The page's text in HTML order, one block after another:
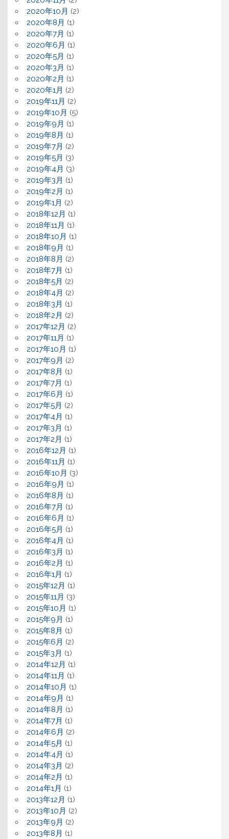
2020年10月 (2)
2020年8月 (1)
2020年7月 (1)
2020年6月 (1)
2020年5月 (1)
2020年3月 (1)
2020年2月 (1)
2020年1月 (2)
2019年11月 (2)
2019年10月 (5)
2019年9月 (1)
2019年8月 (1)
2019年7月 (2)
2019年5月 (3)
2019年4月 (3)
2019年3月 (1)
2019年2月 (1)
2019年1月 (2)
2018年12月 (1)
2018年11月 (1)
2018年10月 (1)
2018年9月 (1)
2018年8月 (2)
2018年7月 (1)
2018年5月 (2)
2018年4月 (2)
2018年3月 (1)
2018年2月 (2)
2017年12月 (2)
2017年11月 (1)
2017年10月 (1)
2017年9月 (2)
2017年8月 (1)
2017年7月 (1)
2017年6月 (1)
2017年5月 (2)
2017年4月 (1)
2017年3月 (1)
2017年2月 (1)
2016年12月 (1)
2016年11月 (1)
2016年10月 (3)
2016年9月 (1)
2016年8月 (1)
2016年7月 (1)
2016年6月 (1)
2016年5月 (1)
2016年4月 (1)
2016年3月 (1)
2016年2月 (1)
2016年1月 (1)
2015年12月 (1)
2015年11月 (3)
2015年10月 (1)
2015年9月 (1)
2015年8月 (1)
2015年6月 (2)
2015年3月 (1)
2014年12月 (1)
2014年11月 (1)
2014年10月 (1)
2014年9月 (1)
2014年8月 (1)
2014年7月 (1)
2014年6月 (2)
2014年5月 (1)
2014年4月 (1)
2014年3月 (2)
2014年2月 (1)
2014年1月 (1)
2013年12月 (1)
2013年10月 (2)
2013年9月 (2)
2013年8月 (1)